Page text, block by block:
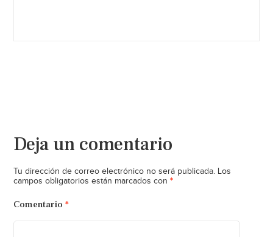
Deja un comentario
Tu dirección de correo electrónico no será publicada. Los
campos obligatorios están marcados con *
Comentario *